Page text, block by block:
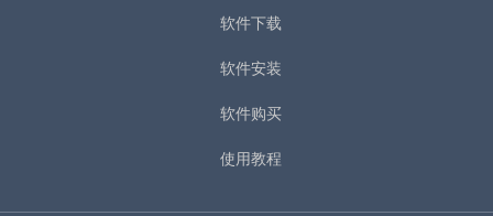
软件下载
软件安装
软件购买
使用教程